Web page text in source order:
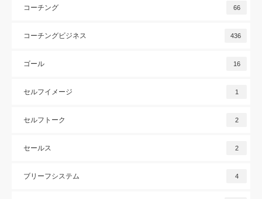
コーチング 66
コーチングビジネス 436
ゴール 16
セルフイメージ 1
セルフトーク 2
セールス 2
ブリーフシステム 4